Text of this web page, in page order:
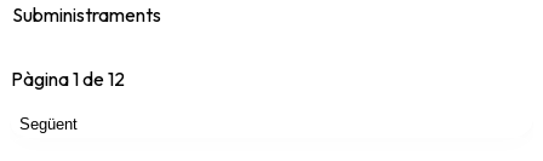
Subministraments
Pàgina1de12
Següent